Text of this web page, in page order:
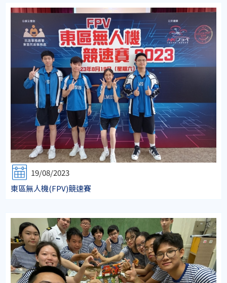
19/08/2023
東區無人機(FPV)競速賽